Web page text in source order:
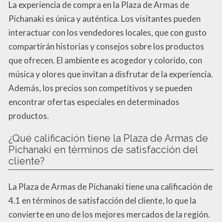
La experiencia de compra en la Plaza de Armas de
Pichanaki es única y auténtica. Los visitantes pueden
interactuar con los vendedores locales, que con gusto
compartirán historias y consejos sobre los productos
que ofrecen. El ambiente es acogedor y colorido, con
música y olores que invitan a disfrutar de la experiencia.
Además, los precios son competitivos y se pueden
encontrar ofertas especiales en determinados
productos.
¿Qué calificación tiene la Plaza de Armas de
Pichanaki en términos de satisfacción del
cliente?
La Plaza de Armas de Pichanaki tiene una calificación de
4.1 en términos de satisfacción del cliente, lo que la
convierte en uno de los mejores mercados de la región.